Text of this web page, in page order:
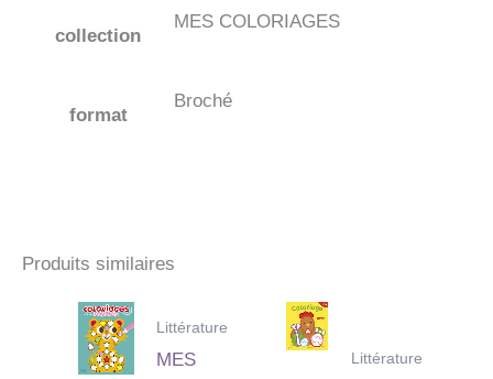
collection
MES COLORIAGES
format
Broché
Produits similaires
Littérature
MES
Littérature